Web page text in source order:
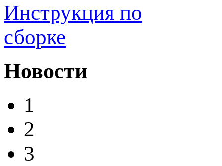
Инструкция по
сборке
Новости
1
2
3